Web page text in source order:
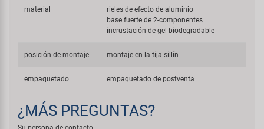
material
rieles de efecto de aluminio
base fuerte de 2-componentes
incrustación de gel biodegradable
posición de montaje montaje en la tija sillín
empaquetado empaquetado de postventa
¿MÁS PREGUNTAS?